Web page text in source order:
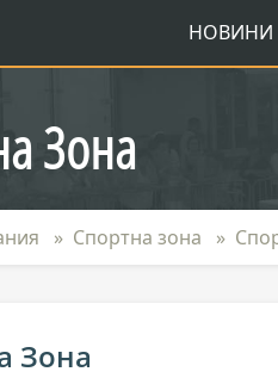
НОВИНИ
Зона
Спортна зона
Зона